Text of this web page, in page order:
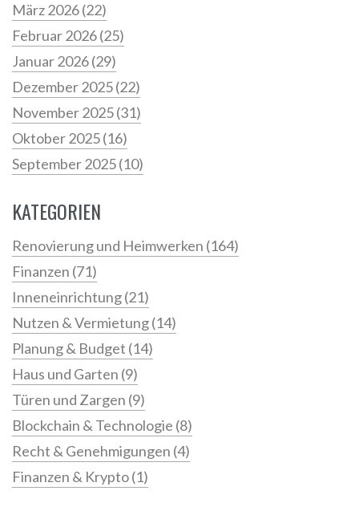
März 2026(22)
Februar 2026(25)
Januar 2026(29)
Dezember 2025(22)
November 2025(31)
Oktober 2025(16)
September 2025(10)
KATEGORIEN
Renovierung und Heimwerken (164)
Finanzen (71)
Inneneinrichtung(21)
Nutzen & Vermietung(14)
Planung & Budget (14)
Haus und Garten (9)
Türen und Zargen (9)
Blockchain & Technologie (8)
Recht & Genehmigungen (4)
Finanzen & Krypto(1)